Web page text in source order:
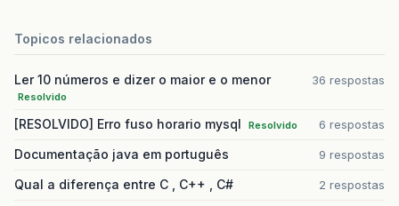
Topicos relacionados
Ler 10 números e dizer o maior e o menor
Resolvido
36 respostas
[RESOLVIDO] Erro fuso horario mysql Resolvido 6 respostas
Documentação java em português 9 respostas
Qual a diferença entre C , C++ , C# 2 respostas